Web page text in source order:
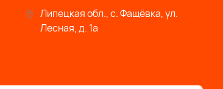
Липецкая обл., с. Фащёвка, ул.
Лесная, д. 1а